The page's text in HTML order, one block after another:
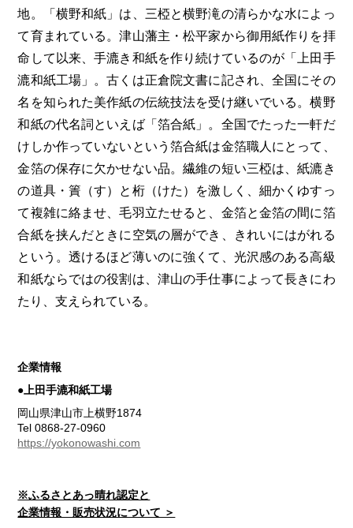
地。「横野和紙」は、三椏と横野滝の清らかな水によっ
て育まれている。津山藩主・松平家から御用紙作りを拝
命して以来、手漉き和紙を作り続けているのが「上田手
漉和紙工場」。古くは正倉院文書に記され、全国にその
名を知られた美作紙の伝統技法を受け継いでいる。横野
和紙の代名詞といえば「箔合紙」。全国でたった一軒だ
けしか作っていないという箔合紙は金箔職人にとって、
金箔の保存に欠かせない品。繊維の短い三椏は、紙漉き
の道具・簀（す）と桁（けた）を激しく、細かくゆすっ
て複雑に絡ませ、毛羽立たせると、金箔と金箔の間に箔
合紙を挟んだときに空気の層ができ、きれいにはがれる
という。透けるほど薄いのに強くて、光沢感のある高級
和紙ならではの役割は、津山の手仕事によって長きにわ
たり、支えられている。
企業情報
●上田手漉和紙工場
岡山県津山市上横野1874
Tel 0868-27-0960
https://yokonowashi.com
※ふるさとあっ晴れ認定と
企業情報・販売状況について ＞